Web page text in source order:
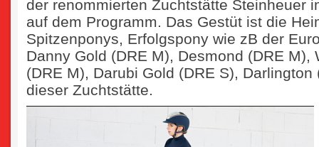
der renommierten Zuchtstätte Steinheuer
auf dem Programm. Das Gestüt ist die
Spitzenponys, Erfolgspony wie zB der
Danny Gold (DRE M), Desmond (DRE M),
(DRE M), Darubi Gold (DRE S),
dieser Zuchtstätte.